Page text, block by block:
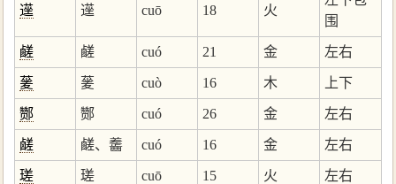
遳 遳 cuō 18 火
围
鹺 鹺 cuó 21 金 左右
蓌 蓌 cuò 16 木 上下
酂 酂 cuó 26 金 左右
鹾 鹺、齹 cuó 16 金 左右
瑳 瑳 cuō 15 火 左右